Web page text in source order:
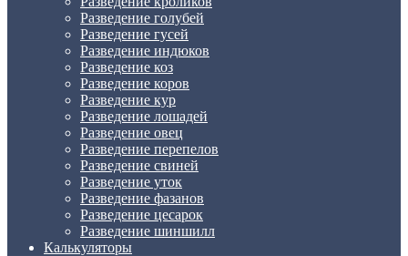
Разведение голубей
Разведение гусей
Разведение индюков
Разведение коз
Разведение коров
Разведение кур
Разведение лошадей
Разведение овец
Разведение перепелов
Разведение свиней
Разведение уток
Разведение фазанов
Разведение цесарок
Разведение шиншилл
Калькуляторы